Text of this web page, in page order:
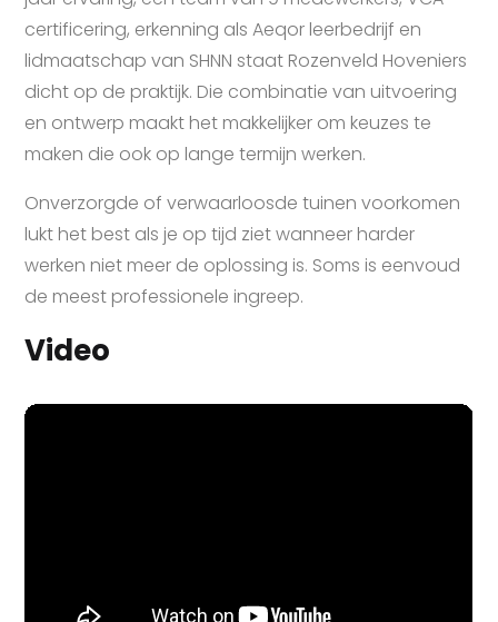
certificering, erkenning als Aeqor leerbedrijf en
lidmaatschap van SHNN staat Rozenveld Hoveniers
dicht op de praktijk. Die combinatie van uitvoering
en ontwerp maakt het makkelijker om keuzes te
maken die ook op lange termijn werken.
Onverzorgde of verwaarloosde tuinen voorkomen
lukt het best als je op tijd ziet wanneer harder
werken niet meer de oplossing is. Soms is eenvoud
de meest professionele ingreep.
Video